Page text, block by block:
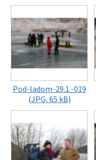
Pod-ladom-29.1.-019
(JPG, 65 kB)